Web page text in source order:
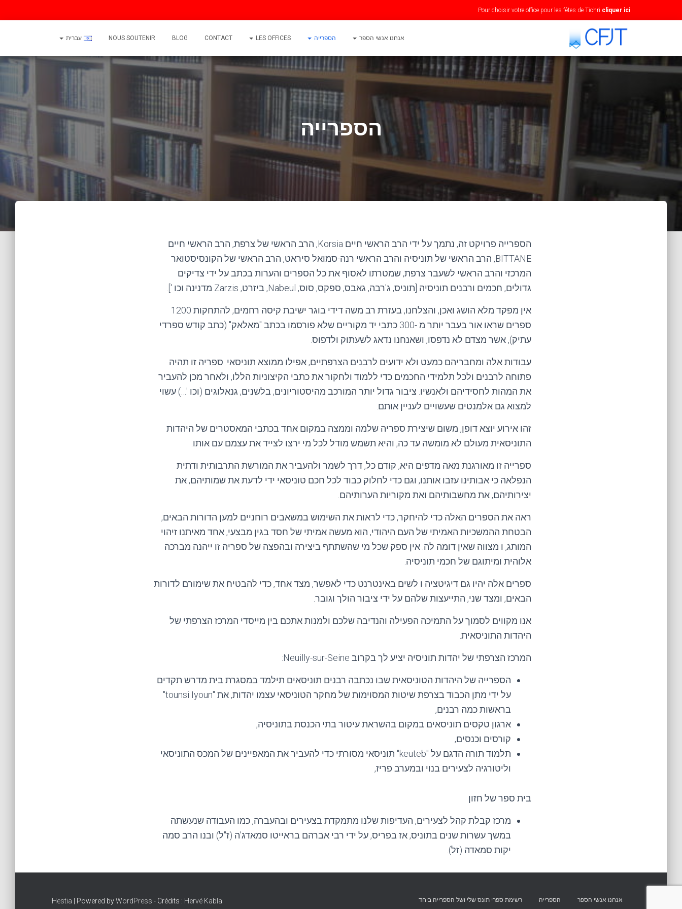
Pour choisir votre office pour les fêtes de Tichri cliquer ici
אנחנו אנשי הספר הספרייה LES OFFICES
CONTACT
BLOG
NOUS SOUTENIR עברית
הספרייה
הספרייה פרויקט זה, נתמך על ידי הרב הראשי חיים Korsia, הרב הראשי של צרפת, הרב הראשי חיים
BITTANE, הרב הראשי של תוניסיה והרב הראשי רנה-סמואל סיראט, הרב הראשי של הקונסיסטואר
המרכזי והרב הראשי לשעבר צרפת, שמטרתו לאסוף את כל הספרים והערות בכתב על ידי צדיקים
גדולים, חכמים ורבנים תוניסיה [תוניס, ג'רבה, גאבס, ספקס, סוס, Nabeul, ביזרט, Zarzis מדנינה וכו '].
אין מפקד מלא הושג ואכן, והצלחנו, בעזרת רב משה דידי בוגר ישיבת קיסה רחמים, להתחקות 1200
ספרים שראו אור בעבר יותר מ -300 כתבי יד מקוריים שלא פורסמו בכתב "מאלאק" (כתב קודש ספרדי
עתיק), אשר מצדם לא נדפסו, ושאנחנו נדאג לשעתוק ולדפוס.
עבודות אלה ומחבריהם כמעט ולא ידועים לרבנים הצרפתיים, אפילו ממוצא תוניסאי. ספריה זו תהיה
פתוחה לרבנים ולכל תלמידי החכמים כדי ללמוד ולחקור את כתבי הקיצוניות הללו, ולאחר מכן להעביר
את המהות לחסידיהם ולאנשיו. ציבור גדול יותר המורכב מהיסטוריונים, בלשנים, גנאלוגים (וכו '…) עשוי
למצוא גם אלמנטים שעשויים לעניין אותם.
זהו אירוע יוצא דופן, משום שיצירת ספריה שלמה וממצה במקום אחד בכתבי המאסטרים של היהדות
התוניסאית מעולם לא מומשה עד כה, והיא תשמש מודל לכל מי ירצו לצייד את עצמם עם אותו.
ספרייה זו מאורגנת מאה מדפים היא, קודם כל, דרך לשמר ולהעביר את המורשת התרבותית ודתית
הנפלאה כי אבותינו עזבו אותנו, וגם כדי לחלוק כבוד לכל חכם טוניסאי ידי לדעת את שמותיהם, את
יצירותיהם, את מחשבותיהם ואת מקוריות הערותיהם.
ראה את הספרים האלה כדי להיחקר, כדי לראות את השימוש במשאבים רוחניים למען הדורות הבאים,
הבטחת ההמשכיות האמיתי של העם היהודי, הוא מעשה אמיתי של חסד בגין מבצעי, אחד מאיתנו זיהוי
המותג, ו מצווה שאין דומה לה. אין ספק שכל מי שהשתתף ביצירה ובהפצה של ספריה זו ייהנה מברכה
אלוהית ומיתוגם של חכמי תוניסיה.
ספרים אלה יהיו גם דיגיטציה ו לשים באינטרנט כדי לאפשר, מצד אחד, כדי להבטיח את שימורם לדורות
הבאים, ומצד שני, התייעצות שלהם על ידי ציבור הולך וגובר.
אנו מקווים לסמוך על התמיכה הפעילה והנדיבה שלכם ולמנות אתכם בין מייסדי המרכז הצרפתי של
היהדות התוניסאית.
המרכז הצרפתי של יהדות תוניסיה יציע לך בקרוב Neuilly-sur-Seine:
הספרייה של היהדות הטוניסאית שבו נכתבה רבנים תוניסאים תילמד במסגרת בית מדרש תקדים
על ידי מתן הכבוד בצרפת שיטות המסוימות של מחקר הטוניסאי עצמו יהדות, את "tounsi Iyoun"
בראשות כמה רבנים,
ארגון טקסים תוניסאים במקום בהשראת עיטור בתי הכנסת בתוניסיה,
קורסים וכנסים,
תלמוד תורה הדגם על "keuteb" תוניסאי מסורתי כדי להעביר את המאפיינים של המכס התוניסאי
וליטורגיה לצעירים בנוי ובמערב פריז,
בית ספר של חזון
מרכז קבלת קהל לצעירים, העדיפות שלנו מתמקדת בצעירים ובהעברה, כמו העבודה שנעשתה
במשך עשרות שנים בתוניס, אז בפריס, על ידי רבי אברהם בראייטו סמאדג'ה (ז"ל) ובנו הרב סמה
יקות סמאדה (זל).
אנחנו אנשי הספר הספרייה רשימת ספרי תונס שלי ושל הספרייה ביחד Hestia | Powered byWordPress - Crédits : Hervé Kabla